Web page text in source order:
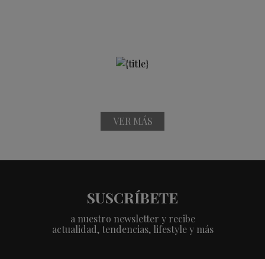
VER MÁS
SUSCRÍBETE
a nuestro newsletter y recibe
actualidad, tendencias, lifestyle y más